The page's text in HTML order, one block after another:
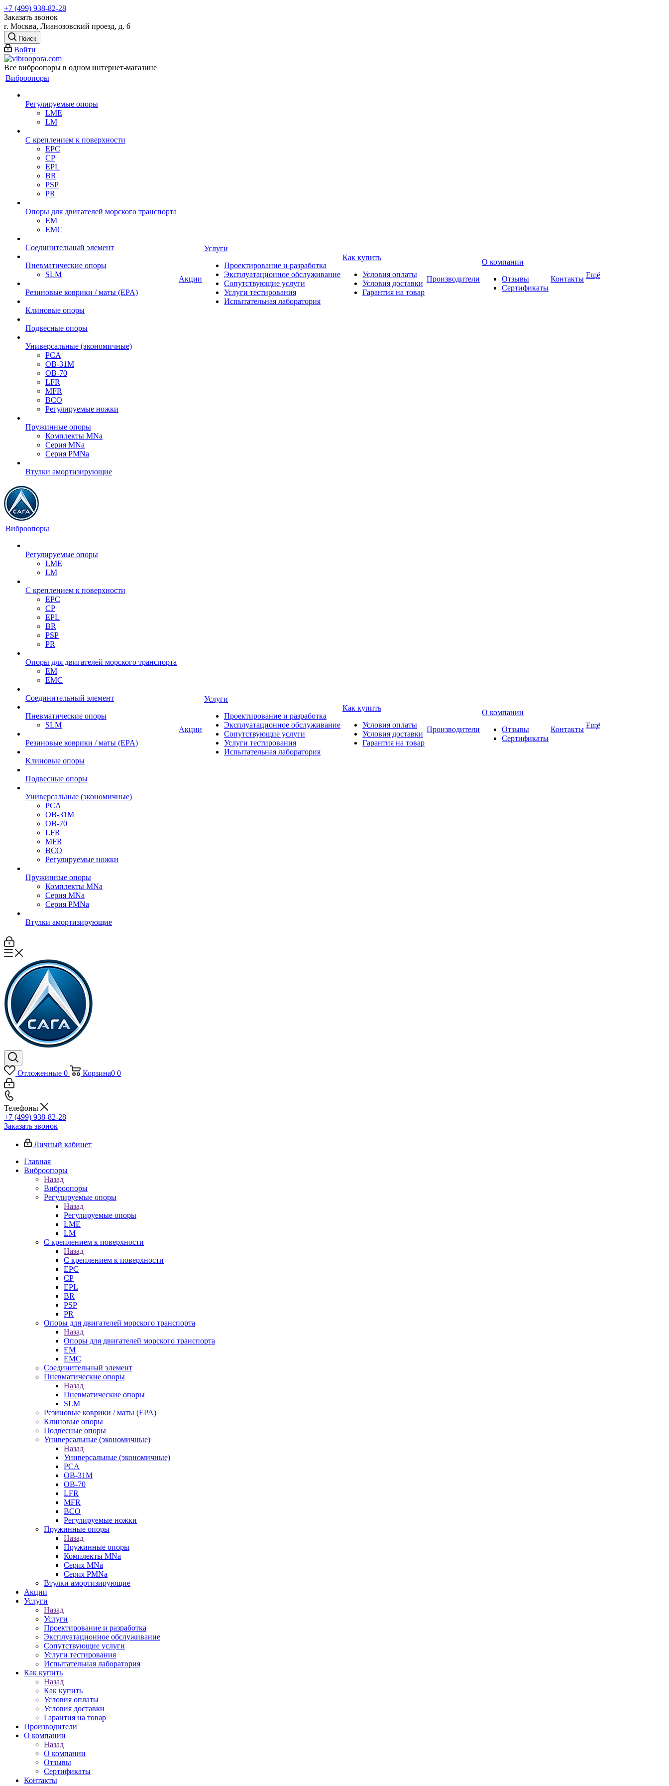
+7 (499) 938-82-28
Заказать звонок
г. Москва, Лианозовский проезд, д. 6
Поиск
Войти
Все виброопоры в одном интернет-магазине
Виброопоры
Регулируемые опоры
LME
LM
С креплением к поверхности
EPC
CP
EPL
BR
PSP
PR
Опоры для двигателей морского транспорта
EM
EMC
Cоединительный элемент
Пневматические опоры
SLM
Резиновые коврики / маты (EPA)
Клиновые опоры
Подвесные опоры
Универсальные (экономичные)
PCA
ОВ-31М
OB-70
LFR
MFR
ВСО
Регулируемые ножки
Пружинные опоры
Комплекты MNa
Серия MNa
Серия PMNa
Втулки амортизирующие
Акции
Услуги
Проектирование и разработка
Эксплуатационное обслуживание
Сопутствующие услуги
Услуги тестирования
Испытательная лаборатория
Как купить
Условия оплаты
Условия доставки
Гарантия на товар
Производители
О компании
Отзывы
Сертификаты
Контакты Ещё
Виброопоры
Регулируемые опоры
LME
LM
С креплением к поверхности
EPC
CP
EPL
BR
PSP
PR
Опоры для двигателей морского транспорта
EM
EMC
Cоединительный элемент
Пневматические опоры
SLM
Резиновые коврики / маты (EPA)
Клиновые опоры
Подвесные опоры
Универсальные (экономичные)
PCA
ОВ-31М
OB-70
LFR
MFR
ВСО
Регулируемые ножки
Пружинные опоры
Комплекты MNa
Серия MNa
Серия PMNa
Втулки амортизирующие
Акции
Услуги
Проектирование и разработка
Эксплуатационное обслуживание
Сопутствующие услуги
Услуги тестирования
Испытательная лаборатория
Как купить
Условия оплаты
Условия доставки
Гарантия на товар
Производители
О компании
Отзывы
Сертификаты
Контакты Ещё
Отложенные 0 Корзина0 0
Телефоны
+7 (499) 938-82-28
Заказать звонок
Личный кабинет
Главная
Виброопоры
Назад
Виброопоры
Регулируемые опоры
Назад
Регулируемые опоры
LME
LM
С креплением к поверхности
Назад
С креплением к поверхности
EPC
CP
EPL
BR
PSP
PR
Опоры для двигателей морского транспорта
Назад
Опоры для двигателей морского транспорта
EM
EMC
Cоединительный элемент
Пневматические опоры
Назад
Пневматические опоры
SLM
Резиновые коврики / маты (EPA)
Клиновые опоры
Подвесные опоры
Универсальные (экономичные)
Назад
Универсальные (экономичные)
PCA
ОВ-31М
OB-70
LFR
MFR
ВСО
Регулируемые ножки
Пружинные опоры
Назад
Пружинные опоры
Комплекты MNa
Серия MNa
Серия PMNa
Втулки амортизирующие
Акции
Услуги
Назад
Услуги
Проектирование и разработка
Эксплуатационное обслуживание
Сопутствующие услуги
Услуги тестирования
Испытательная лаборатория
Как купить
Назад
Как купить
Условия оплаты
Условия доставки
Гарантия на товар
Производители
О компании
Назад
О компании
Отзывы
Сертификаты
Контакты